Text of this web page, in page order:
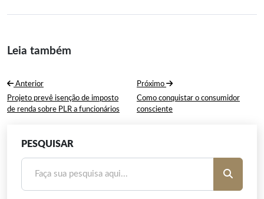
Leia também
Navegação
de
Post
Anterior
Post
Anterior:
Projeto prevê isenção de imposto
de renda sobre PLR a funcionários
Próximo
Próximo
Post:
Como conquistar o consumidor
consciente
PESQUISAR